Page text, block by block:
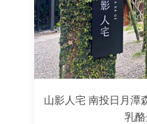
山影人宅 南投日月潭
乳